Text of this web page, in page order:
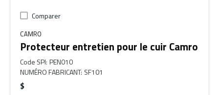
Comparer
CAMRO
Protecteur entretien pour le cuir Camro
Code SPI: PEN010
NUMÉRO FABRICANT: SF101
$